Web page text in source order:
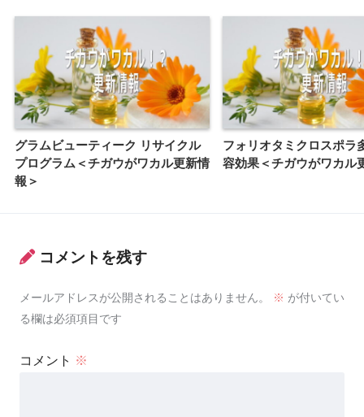
グラムビューティーク リサイクル
プログラム＜チガウがワカル更新情
報＞
フォリオタミクロスポラ
容効果＜チガウがワカル
コメントを残す
メールアドレスが公開されることはありません。 ※ が付いてい
る欄は必須項目です
コメント ※